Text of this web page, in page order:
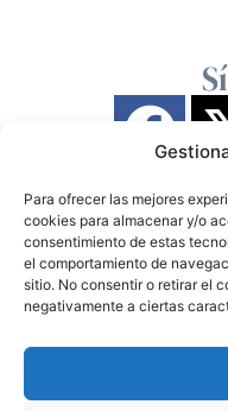
Para ofrecer las mejores
cookies para almacenar y/o
consentimiento de estas
el comportamiento de
sitio. No consentir o retirar el
negativamente a ciertas